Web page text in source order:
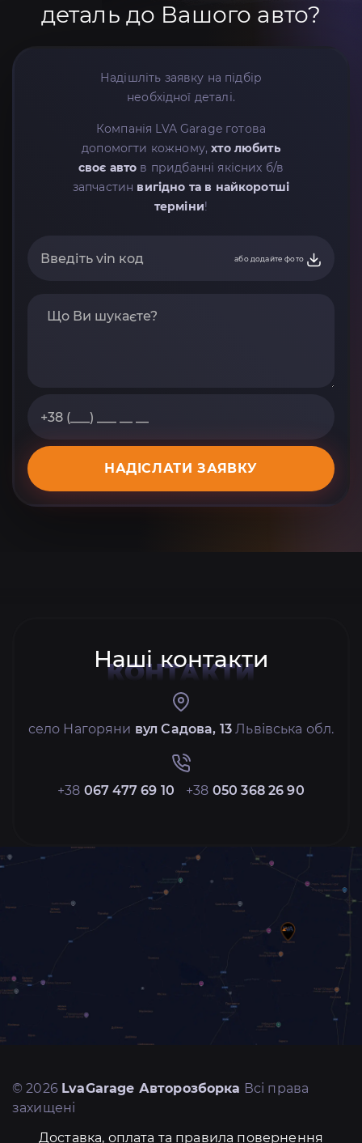
деталь до Вашого авто?
Надішліть заявку на підбір
необхідної деталі.
Компанія LVA Garage готова
допомогти кожному,хто любить
своє авто в придбанні якісних б/в
запчастин вигідно та в найкоротші
терміни!
або додайте фото
НАДІСЛАТИ ЗАЯВКУ
Наші контакти
КОНТАКТИ
село Нагоряни вул Садова, 13 Львівська обл.
+38 067 477 69 10 +38 050 368 26 90
© 2026 LvaGarage Авторозборка Всі права
захищені
Доставка, оплата та правила повернення